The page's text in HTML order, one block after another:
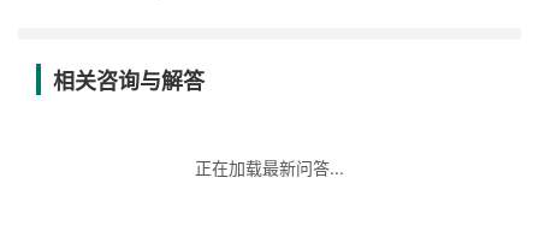
相关咨询与解答
正在加载最新问答...